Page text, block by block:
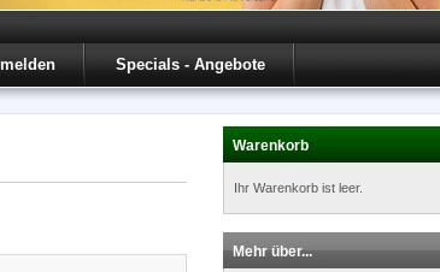
Specials - Angebote
Warenkorb
Ihr Warenkorb ist leer.
Mehr über...